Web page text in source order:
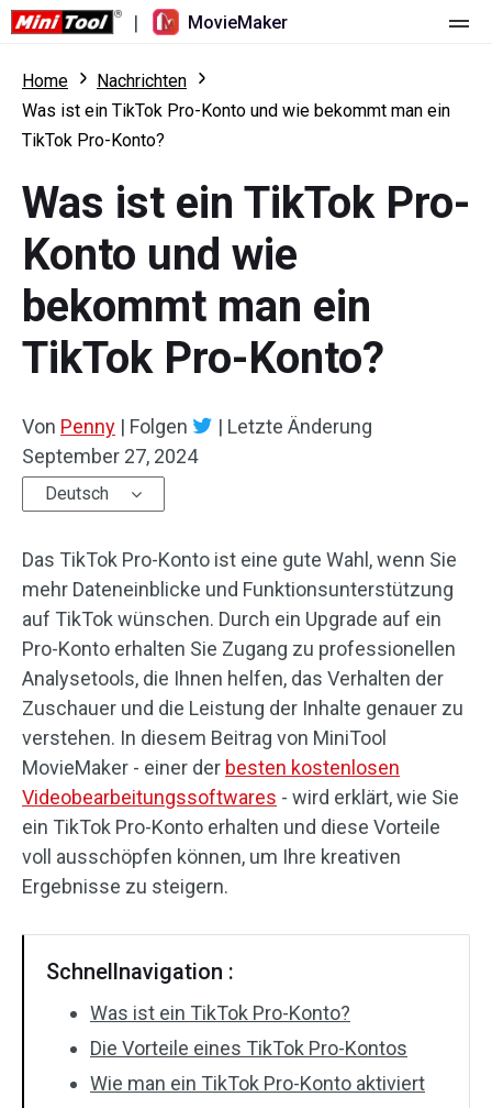
| MovieMaker
Startseite
Preise
Was ist neu
Übersicht
Mehrspurbearbeitung
Seitenverhältnis
Geschwindigkeit anpassen/umkehren
Trimmen/Teilen/Zuschneiden
Text/Elemente
Videoeffekte
Videofarbe
Drehen/Spiegeln
Stapelverarbeitung
Ohne Wasserzeichen
Ressourcen
Benutzerhandbuch
Tricks für Videobearbeitung
Video-Tools
Bildschirm-Rekorder
Video-Konverter
Online-Video-Downloader
Home
Nachrichten
Was ist ein TikTok Pro-Konto und wie bekommt man ein
TikTok Pro-Konto?
Was ist ein TikTok Pro-
Konto und wie
bekommt man ein
TikTok Pro-Konto?
Von Penny | Folgen | Letzte Änderung
September 27, 2024
Deutsch
Das TikTok Pro-Konto ist eine gute Wahl, wenn Sie
mehr Dateneinblicke und Funktionsunterstützung
auf TikTok wünschen. Durch ein Upgrade auf ein
Pro-Konto erhalten Sie Zugang zu professionellen
Analysetools, die Ihnen helfen, das Verhalten der
Zuschauer und die Leistung der Inhalte genauer zu
verstehen. In diesem Beitrag von MiniTool
MovieMaker - einer der besten kostenlosen
Videobearbeitungssoftwares - wird erklärt, wie Sie
ein TikTok Pro-Konto erhalten und diese Vorteile
voll ausschöpfen können, um Ihre kreativen
Ergebnisse zu steigern.
Schnellnavigation :
Was ist ein TikTok Pro-Konto?
Die Vorteile eines TikTok Pro-Kontos
Wie man ein TikTok Pro-Konto aktiviert